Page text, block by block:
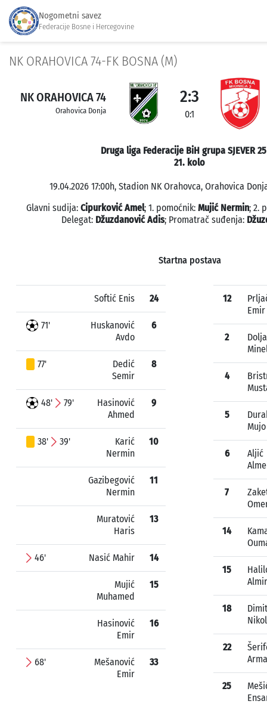
Nogometni savez
Federacije Bosne i Hercegovine
NK ORAHOVICA 74-FK BOSNA (M)
NK ORAHOVICA 74
Orahovica Donja
2:3
0:1
Druga liga Federacije BiH grupa SJEVER
21. kolo
19.04.2026 17:00h, Stadion NK Orahovca, Orahovica
Glavni sudija: Cipurković Amel; 1. pomoćnik: Mujić Nermin; 2.
Delegat: Džuzdanović Adis; Promatrač suđenja:
Startna postava
Softić Enis 24
71'
Huskanović
Avdo
6
77'
Dedić
Semir
8
48' 79'
Hasinović
Ahmed
9
38' 39'
Karić
Nermin
10
Gazibegović
Nermin
11
Muratović
Haris
13
46' Nasić Mahir 14
Mujić
Muhamed
15
Hasinović
Emir
16
68'
Mešanović
Emir
33
12
Emir
2
4
5
Mujo
6
Aljić
7
14
15
Almir
18
22
25